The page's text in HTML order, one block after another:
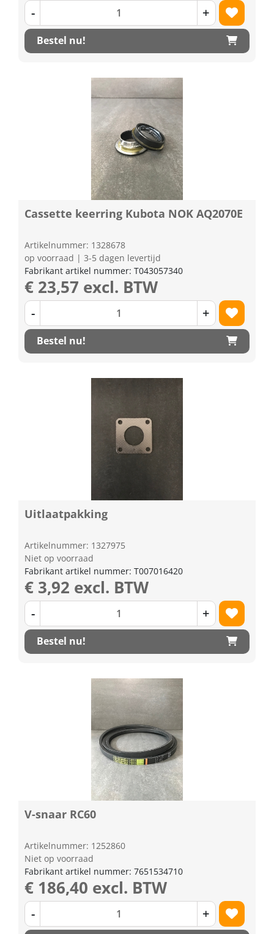
- +
Bestel nu!
Cassette keerring Kubota NOK AQ2070E
Artikelnummer: 1328678
op voorraad | 3-5 dagen levertijd
Fabrikant artikel nummer: T043057340
€ 23,57 excl. BTW
- +
Bestel nu!
Uitlaatpakking
Artikelnummer: 1327975
Niet op voorraad
Fabrikant artikel nummer: T007016420
€ 3,92 excl. BTW
- +
Bestel nu!
V-snaar RC60
Artikelnummer: 1252860
Niet op voorraad
Fabrikant artikel nummer: 7651534710
€ 186,40 excl. BTW
- +